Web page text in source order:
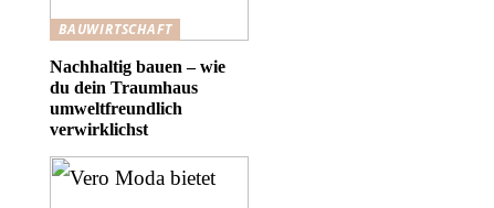
BAUWIRTSCHAFT
Nachhaltig bauen – wie
du dein Traumhaus
umweltfreundlich
verwirklichst